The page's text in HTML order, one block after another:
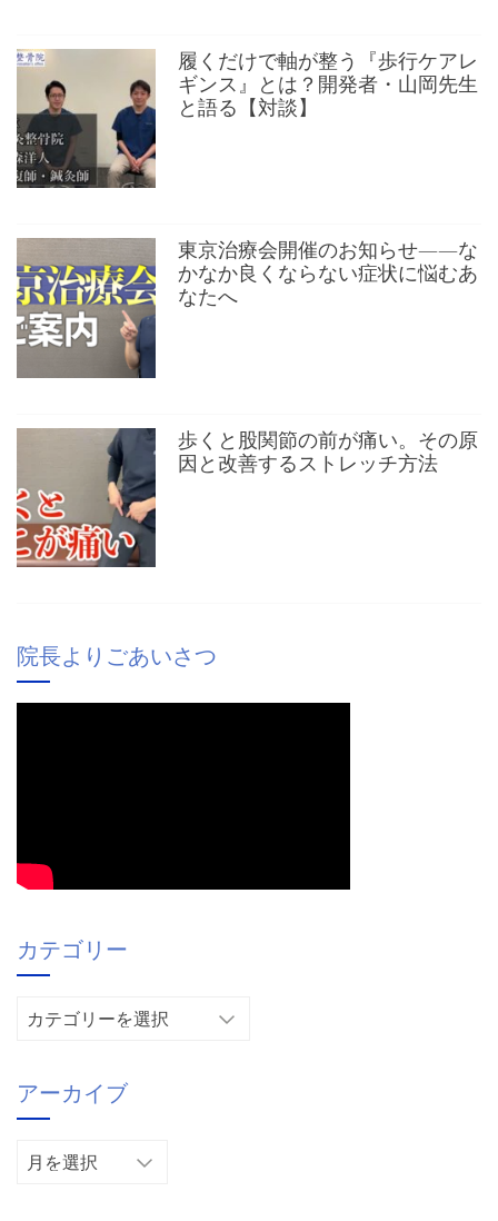
履くだけで軸が整う『歩行ケアレ
ギンス』とは？開発者・山岡先生
と語る【対談】
東京治療会開催のお知らせ——な
かなか良くならない症状に悩むあ
なたへ
歩くと股関節の前が痛い。その原
因と改善するストレッチ方法
院長よりごあいさつ
カテゴリー
リ
ー
アーカイブ
ア